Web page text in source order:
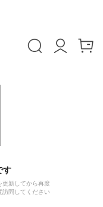
す
更新してから再度
訪問してください